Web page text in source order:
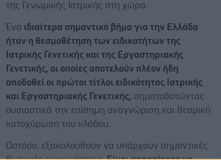
της Γενωμικής Ιατρικής στη χώρα.
Ένα ιδιαίτερα σημαντικό βήμα για την Ελλάδα
ήταν η θεσμοθέτηση των ειδικοτήτων της
Ιατρικής Γενετικής και της Εργαστηριακής
Γενετικής, οι οποίες αποτελούν πλέον ήδη
αποδοθεί οι πρώτοι τίτλοι ειδικότητας Ιατρικής
και Εργαστηριακής Γενετικής, σηματοδοτώντας
ουσιαστικά την επίσημη αναγνώριση και θεσμική
κατοχύρωση του κλάδου.
Ωστόσο, εξακολουθούν να υπάρχουν σημαντικές